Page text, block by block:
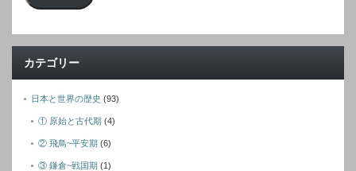
ド
カテゴリー
日本と世界の歴史 (93)
① 原始と古代期 (4)
② 飛鳥~平安期 (6)
③ 鎌倉~戦国期 (1)